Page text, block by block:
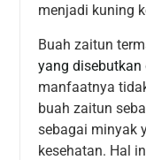
menjadi kuning
Buah zaitun
yang disebutkan
manfaatnya
buah zaitun
sebagai minyak
kesehatan. Hal